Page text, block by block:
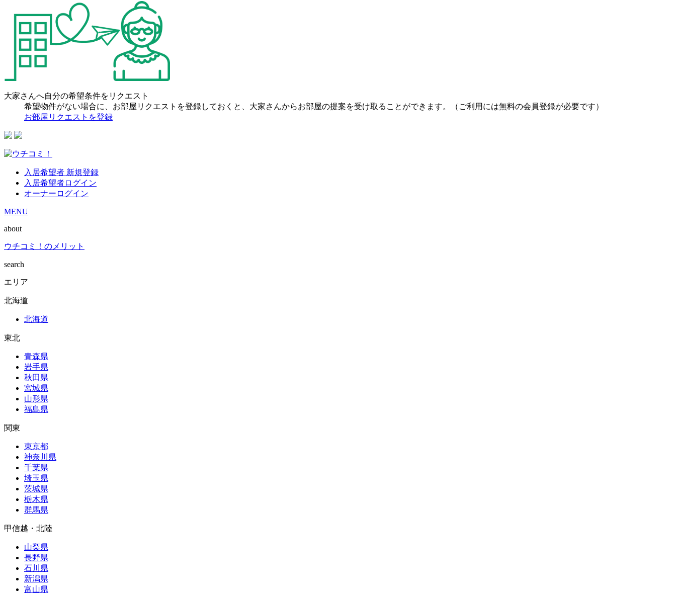
大家さんへ自分の希望条件をリクエスト
希望物件がない場合に、お部屋リクエストを登録しておくと、大家さんからお部屋の提案を受け取ることができます。（ご利用には無料の会員登録が必要です）
お部屋リクエストを登録
入居希望者 新規登録
入居希望者ログイン
オーナーログイン
MENU
about
ウチコミ！のメリット
search
エリア
北海道
北海道
東北
青森県
岩手県
秋田県
宮城県
山形県
福島県
関東
東京都
神奈川県
千葉県
埼玉県
茨城県
栃木県
群馬県
甲信越・北陸
山梨県
長野県
石川県
新潟県
富山県